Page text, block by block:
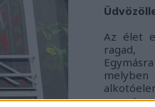
Az élet
ragad,